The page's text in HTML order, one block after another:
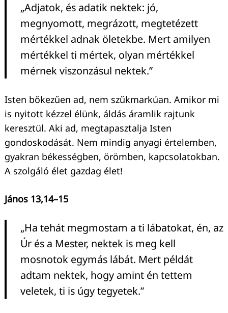
„Adjatok, és adatik nektek: jó,
megnyomott, megrázott, megtetézett
mértékkel adnak öletekbe. Mert amilyen
mértékkel ti mértek, olyan mértékkel
mérnek viszonzásul nektek.”
Isten bőkezűen ad, nem szűkmarkúan. Amikor mi
is nyitott kézzel élünk, áldás áramlik rajtunk
keresztül. Aki ad, megtapasztalja Isten
gondoskodását. Nem mindig anyagi értelemben,
gyakran békességben, örömben, kapcsolatokban.
A szolgáló élet gazdag élet!
János 13,14–15
„Ha tehát megmostam a ti lábatokat, én, az
Úr és a Mester, nektek is meg kell
mosnotok egymás lábát. Mert példát
adtam nektek, hogy amint én tettem
veletek, ti is úgy tegyetek.”